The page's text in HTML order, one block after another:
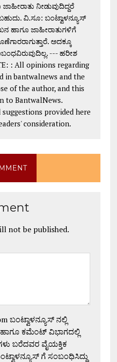
ನೀಡುವುದಿದ್ದರೆ
ವಿ.ಸೂ: ಬಂಟ್ವಾಳನ್ಯೂಸ್
ಹಾಗೂ ಜಾಹೀರಾತುಗಳಿಗೆ
ಅದಕ್ಕೂ
--- ಹರೀಶ
: All opinions regarding
in bantwalnews and the
of the author, and this
to BantwalNews.
provided here
consideration.
not be published.
ಬಂಟ್ವಾಳನ್ಯೂಸ್ ನಲ್ಲಿ
ಕಮೆಂಟ್ ವಿಭಾಗದಲ್ಲಿ
ಬರೆದವರ ವೈಯಕ್ತಿಕ
ಗೆ ಸಂಬಂಧಿಸಿದ್ದು